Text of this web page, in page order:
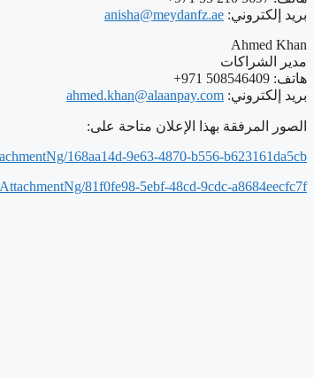
بريد إلكتروني: anisha@meydanfz.ae
Ahmed Khan
مدير الشراكات
هاتف: 508546409 971+
بريد إلكتروني: ahmed.khan@alaanpay.com
الصور المرفقة بهذا الإعلان متاحة على:
168aa14d-9e63-4870-b556-b623161da5cb
81f0fe98-5ebf-48cd-9cdc-a8684eecfc7f